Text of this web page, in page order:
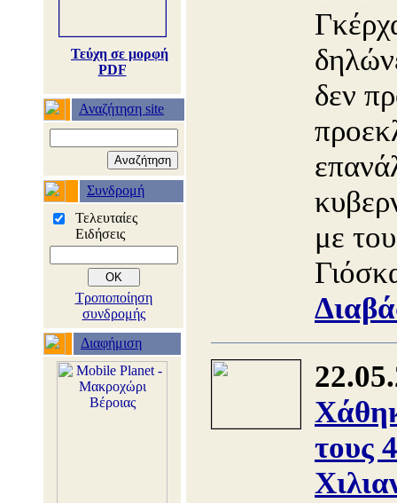
Τεύχη σε μορφή
PDF
Αναζήτηση site
Συνδρομή
Τελευταίες
Ειδήσεις
Τροποποίηση
συνδρομής
Διαφήμιση
δεν
με
τους